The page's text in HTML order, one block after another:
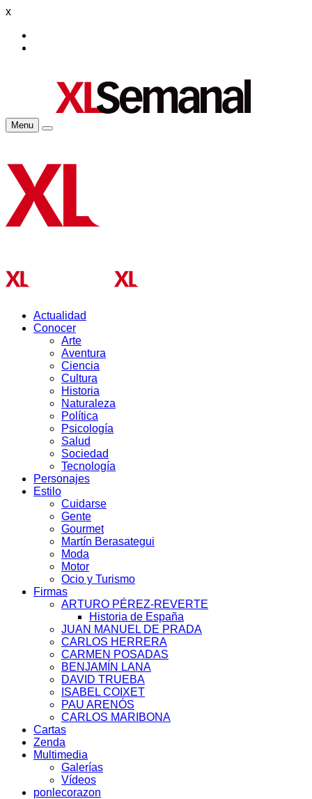
x
Menu
Actualidad
Conocer
Arte
Aventura
Ciencia
Cultura
Historia
Naturaleza
Política
Psicología
Salud
Sociedad
Tecnología
Personajes
Estilo
Cuidarse
Gente
Gourmet
Martín Berasategui
Moda
Motor
Ocio y Turismo
Firmas
ARTURO PÉREZ-REVERTE
Historia de España
JUAN MANUEL DE PRADA
CARLOS HERRERA
CARMEN POSADAS
BENJAMÍN LANA
DAVID TRUEBA
ISABEL COIXET
PAU ARENÓS
CARLOS MARIBONA
Cartas
Zenda
Multimedia
Galerías
Vídeos
ponlecorazon